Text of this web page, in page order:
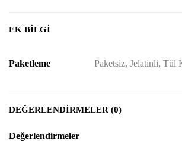
EK BILGI
Paketleme Paketsiz, Jelatinli, Tül
DEĞERLENDIRMELER (0)
Değerlendirmeler